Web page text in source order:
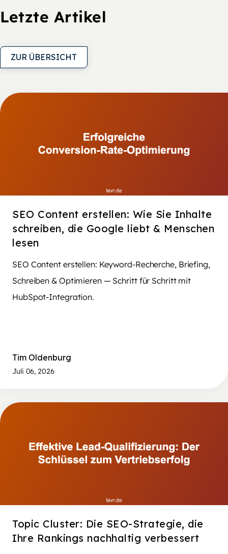
Letzte Artikel
ZUR ÜBERSICHT
SEO Content erstellen: Wie Sie Inhalte
schreiben, die Google liebt & Menschen
lesen
SEO Content erstellen: Keyword-Recherche, Briefing,
Schreiben & Optimieren — Schritt für Schritt mit
HubSpot-Integration.
Tim Oldenburg
Juli 06, 2026
Topic Cluster: Die SEO-Strategie, die
Ihre Rankings nachhaltig verbessert